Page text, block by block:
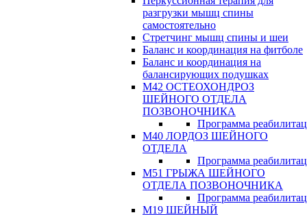
разгрузки мышц спины
самостоятельно
Стретчинг мышц спины и шеи
Баланс и координация на фитболе
Баланс и координация на
балансирующих подушках
М42 ОСТЕОХОНДРОЗ
ШЕЙНОГО ОТДЕЛА
ПОЗВОНОЧНИКА
Программа
М40 ЛОРДОЗ ШЕЙНОГО
ОТДЕЛА
Программа
М51 ГРЫЖА ШЕЙНОГО
ОТДЕЛА ПОЗВОНОЧНИКА
Программа
М19 ШЕЙНЫЙ